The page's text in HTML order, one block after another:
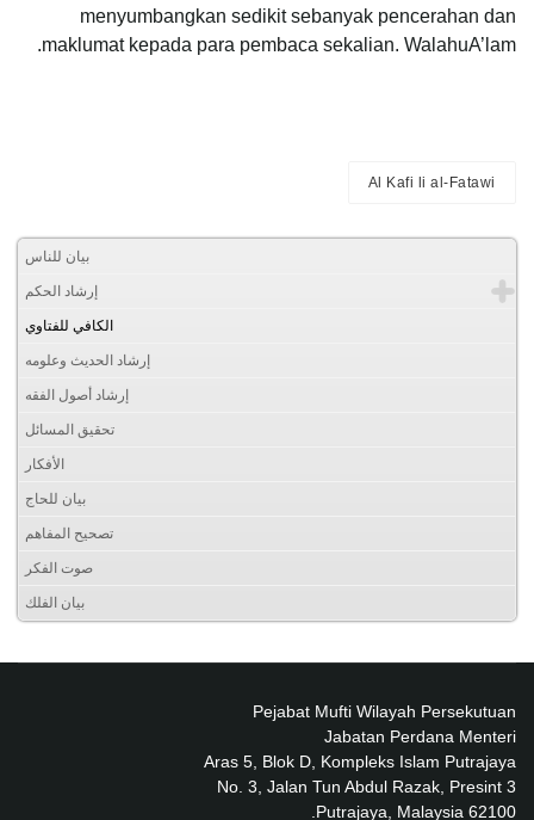
menyumbangkan sedikit sebanyak pencerahan dan
maklumat kepada para pembaca sekalian. WalahuA’lam.
Al Kafi li al-Fatawi
بيان للناس
إرشاد الحكم
الكافي للفتاوي
إرشاد الحديث وعلومه
إرشاد أصول الفقه
تحقيق المسائل
الأفكار
بيان للحاج
تصحيح المفاهم
صوت الفكر
بيان الفلك
Pejabat Mufti Wilayah Persekutuan
Jabatan Perdana Menteri
Aras 5, Blok D, Kompleks Islam Putrajaya
No. 3, Jalan Tun Abdul Razak, Presint 3
62100 Putrajaya, Malaysia.